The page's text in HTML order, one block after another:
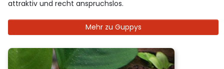
attraktiv und recht anspruchslos.
Mehr zu Guppys